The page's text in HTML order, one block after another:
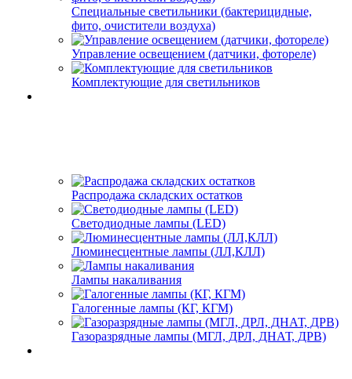
Специальные светильники (бактерицидные,
фито, очистители воздуха)
Управление освещением (датчики, фотореле)
Комплектующие для светильников
Распродажа складских остатков
Светодиодные лампы (LED)
Люминесцентные лампы (ЛЛ,КЛЛ)
Лампы накаливания
Галогенные лампы (КГ, КГМ)
Газоразрядные лампы (МГЛ, ДРЛ, ДНАТ, ДРВ)